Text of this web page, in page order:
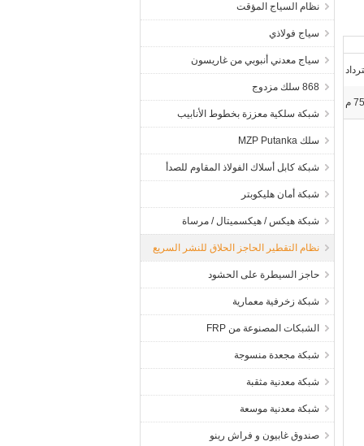
نظام السياج المؤقت
سياج فولاذي
سياج معدني أنبوبي من غاريسون
868 سلك مزدوج
شبكة سلكية معززة بخطوط الأنابيب
سلك MZP Putanka
شبكة كابل أسلاك الفولاذ المقاوم للصدأ
شبكة أمان هليكوبتر
شبكة هيكس / هيكسميتال / مرساة
نظام التقطير الحاجز الحلاق للنشر السريع
حاجز السيطرة على الحشود
شبكة زخرفية معمارية
الشبكات المصنوعة من FRP
شبكة مجعدة منسوجة
شبكة معدنية مثقبة
شبكة معدنية موسعة
صندوق غابيون و فراش رينو
م